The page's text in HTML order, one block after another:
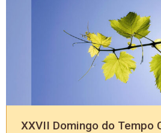
XXVII Domingo do Tempo